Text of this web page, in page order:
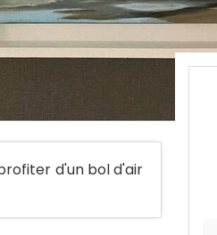
d'un bol d'air